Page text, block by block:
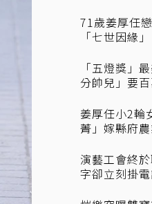
71歲姜厚任
「七世因緣
「五燈獎」
分帥兒」要
姜厚任小2輪
菁」嫁縣府
演藝工會終
字卻立刻掛